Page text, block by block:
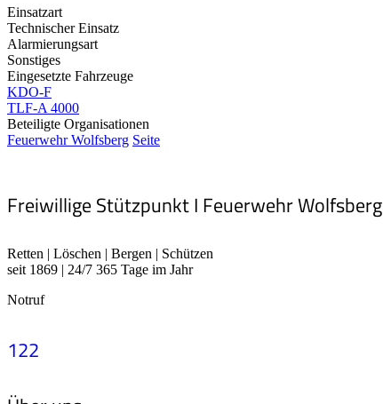
Einsatzart
Technischer Einsatz
Alarmierungsart
Sonstiges
Eingesetzte Fahrzeuge
KDO-F
TLF-A 4000
Beteiligte Organisationen
Feuerwehr Wolfsberg Seite
Freiwillige Stützpunkt I Feuerwehr Wolfsberg
Retten | Löschen | Bergen | Schützen
seit 1869 | 24/7 365 Tage im Jahr
Notruf
122